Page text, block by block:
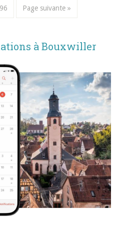
Page suivante »
à Bouxwiller